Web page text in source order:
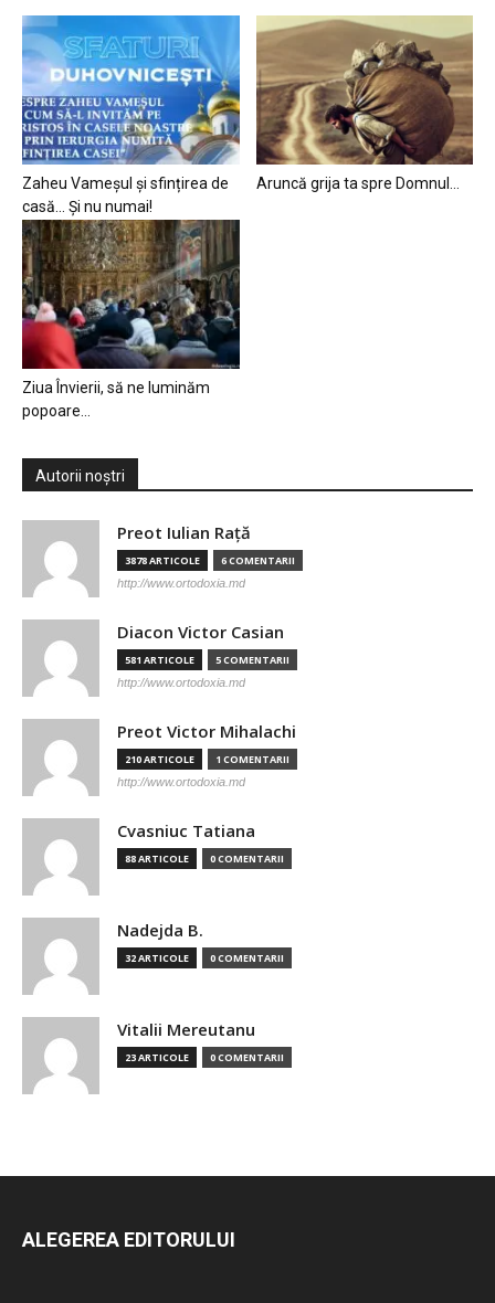
Zaheu Vameșul și sfințirea de
casă… Și nu numai!
Aruncă grija ta spre Domnul…
Ziua Învierii, să ne luminăm
popoare…
Autorii noștri
Preot Iulian Raţă
3878 ARTICOLE 6 COMENTARII
http://www.ortodoxia.md
Diacon Victor Casian
581 ARTICOLE 5 COMENTARII
http://www.ortodoxia.md
Preot Victor Mihalachi
210 ARTICOLE 1 COMENTARII
http://www.ortodoxia.md
Cvasniuc Tatiana
88 ARTICOLE 0 COMENTARII
Nadejda B.
32 ARTICOLE 0 COMENTARII
Vitalii Mereutanu
23 ARTICOLE 0 COMENTARII
ALEGEREA EDITORULUI